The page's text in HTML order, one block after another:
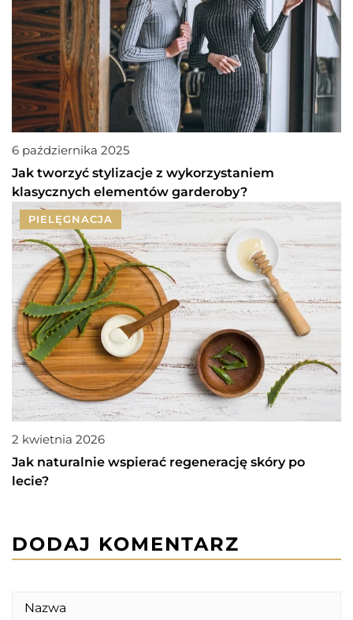
6 października 2025
Jak tworzyć stylizacje z wykorzystaniem
klasycznych elementów garderoby?
PIELĘGNACJA
2 kwietnia 2026
Jak naturalnie wspierać regenerację skóry po
lecie?
DODAJ KOMENTARZ